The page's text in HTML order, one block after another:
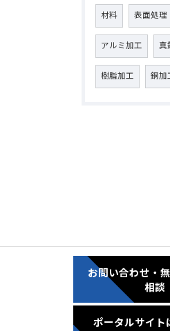
材料 表面処理
アルミ加工 真
樹脂加工 銅加
お問い合わせ・
相談
ポータルサイト